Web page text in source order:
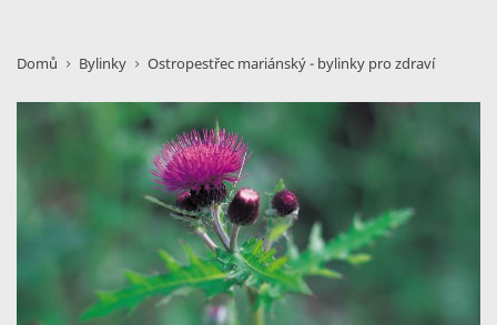
Domů Bylinky Ostropestřec mariánský - bylinky pro zdraví